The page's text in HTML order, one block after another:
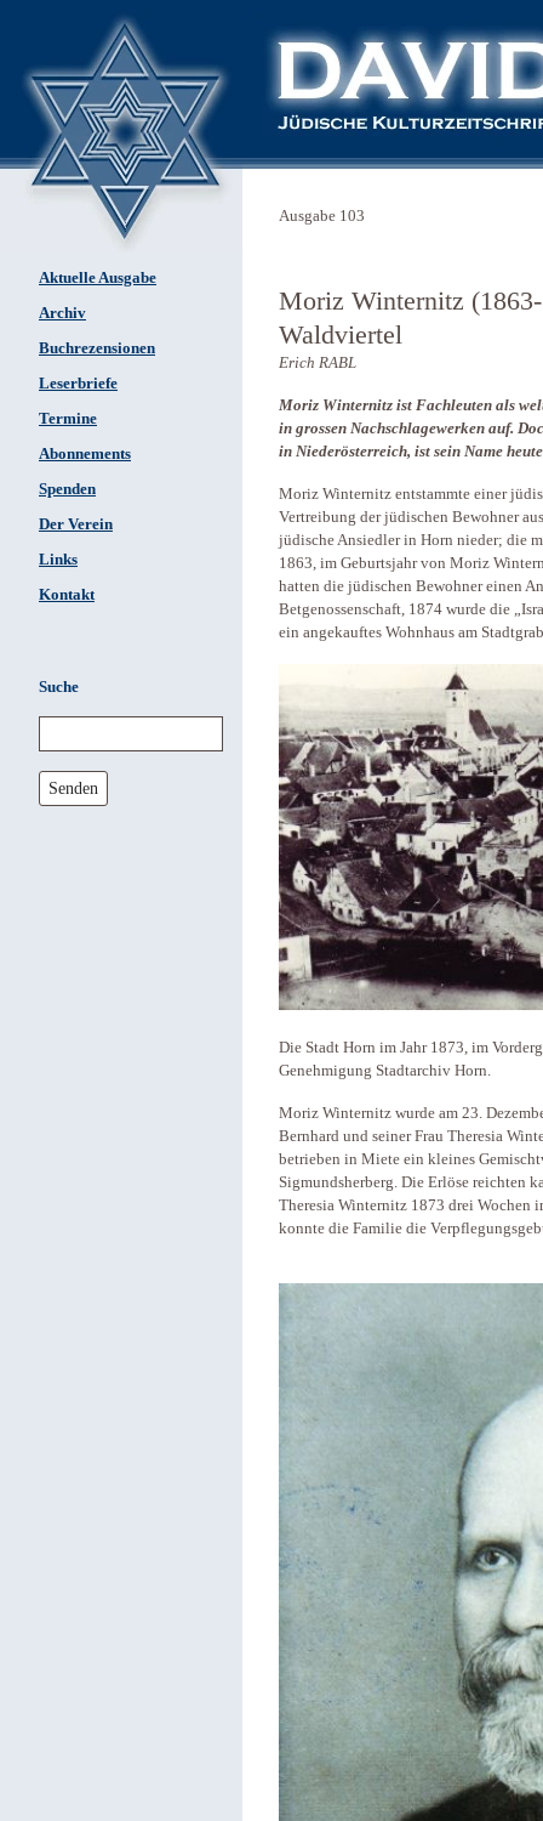
Aktuelle Ausgabe
Archiv
Buchrezensionen
Leserbriefe
Termine
Abonnements
Spenden
Der Verein
Links
Kontakt
Suche
Senden
Ausgabe 103
Moriz Winternitz
Waldviertel
Erich RABL
Moriz Winternitz ist Fachleuten als
in grossen Nachschlagewerken auf.
in Niederösterreich, ist sein Name
Moriz Winternitz entstammte einer
Vertreibung der jüdischen Bewohner
jüdische Ansiedler in Horn nieder; die
1863, im Geburtsjahr von Moriz
hatten die jüdischen Bewohner einen
Betgenossenschaft, 1874 wurde die
ein angekauftes Wohnhaus am
Die Stadt Horn im Jahr 1873, im
Genehmigung Stadtarchiv Horn.
Moriz Winternitz wurde am 23.
Bernhard und seiner Frau Theresia
betrieben in Miete ein kleines
Sigmundsherberg. Die Erlöse reichten
Theresia Winternitz 1873 drei Wochen
konnte die Familie die